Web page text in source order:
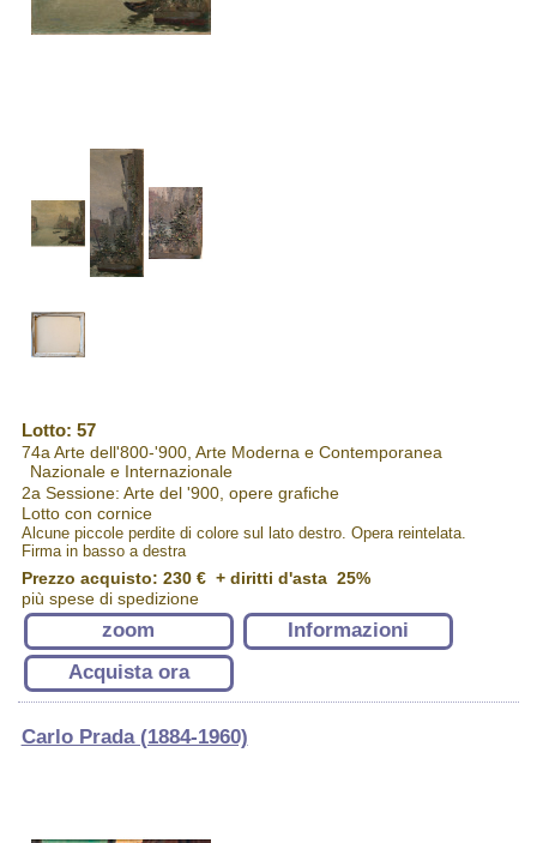
Lotto: 57
74a Arte dell'800-'900, Arte Moderna e Contemporanea
Nazionale e Internazionale
2a Sessione: Arte del '900, opere grafiche
Lotto con cornice
Alcune piccole perdite di colore sul lato destro. Opera reintelata.
Firma in basso a destra
Prezzo acquisto: 230 €+ diritti d'asta 25%
più spese di spedizione
zoom
Informazioni
Acquista ora
Carlo Prada (1884-1960)